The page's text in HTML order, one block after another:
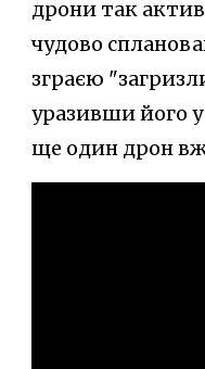
дрони так
чудово
зграєю
уразивши його
ще один дрон